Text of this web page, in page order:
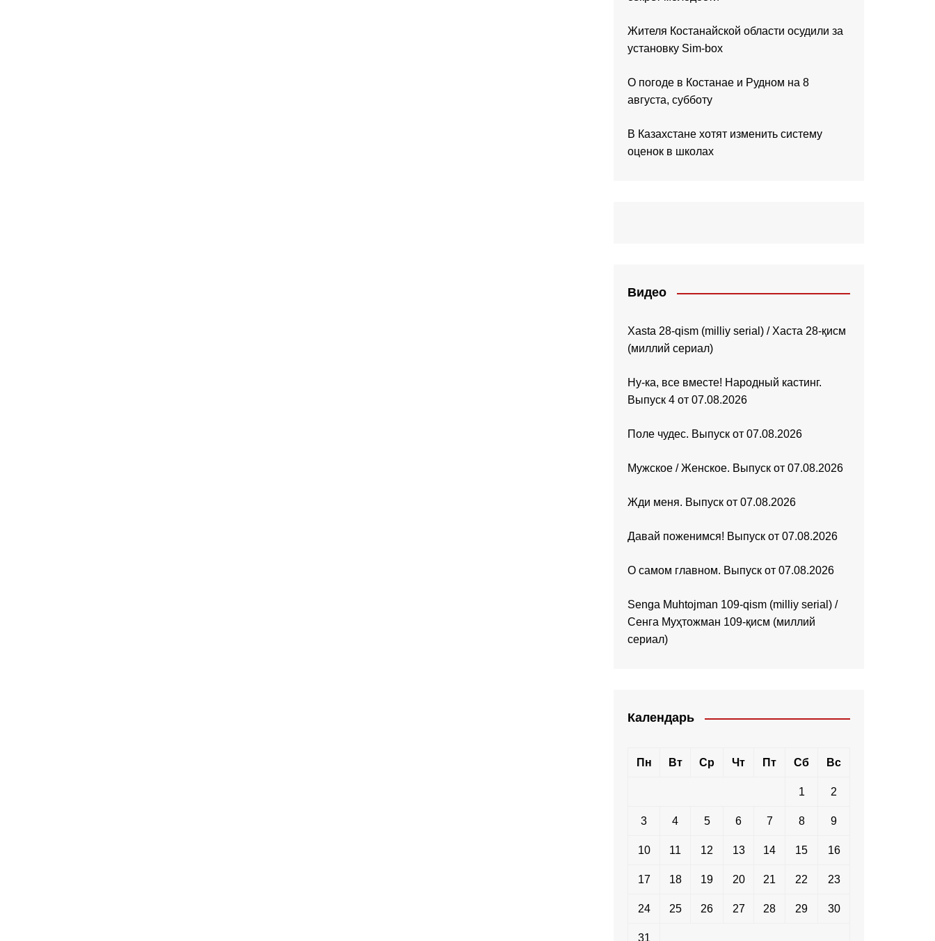
Жителя Костанайской области осудили за
установку Sim-box
О погоде в Костанае и Рудном на 8
августа, субботу
В Казахстане хотят изменить систему
оценок в школах
Видео
Xasta 28-qism (milliy serial) / Хаста 28-қисм
(миллий сериал)
Ну-ка, все вместе! Народный кастинг.
Выпуск 4 от 07.08.2026
Поле чудес. Выпуск от 07.08.2026
Мужское / Женское. Выпуск от 07.08.2026
Жди меня. Выпуск от 07.08.2026
Давай поженимся! Выпуск от 07.08.2026
О самом главном. Выпуск от 07.08.2026
Senga Muhtojman 109-qism (milliy serial) /
Сенга Муҳтожман 109-қисм (миллий
сериал)
Календарь
Пн Вт Ср Чт Пт Сб Вс
1 2
3 4 5 6 7 8 9
10 11 12 13 14 15 16
17 18 19 20 21 22 23
24 25 26 27 28 29 30
31